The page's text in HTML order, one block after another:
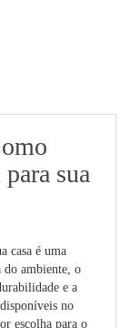
sua
casa é uma
do ambiente, o
e a
no
escolha para o